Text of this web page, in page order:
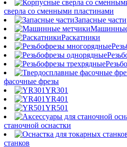
сверла со сменными пластинами
Запасные части
Раскатники
фасочные фрезы
YR301
YR401
YR501
станочной оснастки
станков